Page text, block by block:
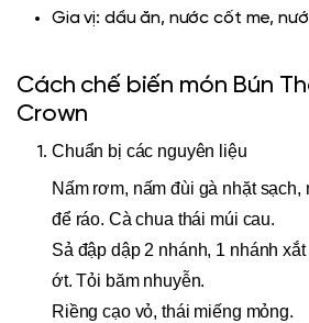
Gia vị: dầu ăn, nước cốt me,
Cách chế biến món Bún
Crown
Chuẩn bị các nguyên liệu
Nấm rơm, nấm đùi gà nhặt sạch,
để ráo. Cà chua thái múi cau.
Sả đập dập 2 nhánh, 1 nhánh
ớt. Tỏi băm nhuyễn.
Riềng cạo vỏ, thái miếng mỏng.